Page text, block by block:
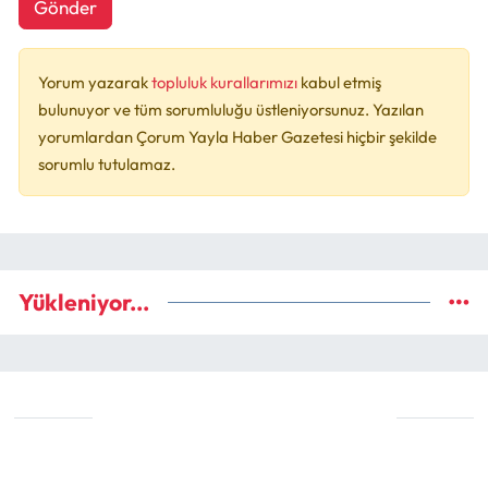
Gönder
Yorum yazaraktopluluk kurallarımızı kabul etmiş
bulunuyor ve tüm sorumluluğu üstleniyorsunuz. Yazılan
yorumlardan Çorum Yayla Haber Gazetesi hiçbir şekilde
sorumlu tutulamaz.
Yükleniyor...